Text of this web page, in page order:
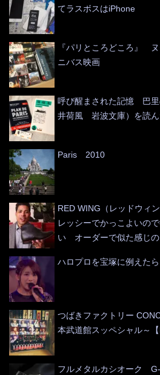
てラスボスはiPhone
『パリところどころ』
ニバス映画
呼び醒まされた記憶 巴里
井荷風 岩波文庫）を読
Paris 2010
RED WING（レッドウィ
レッシーでかっこよいの
い オーダーで似た感じ
ハロプロを宝塚に例えたら
つばきファクトリー
本武道館スッペシャル～【
フルメタルカシオーク G-